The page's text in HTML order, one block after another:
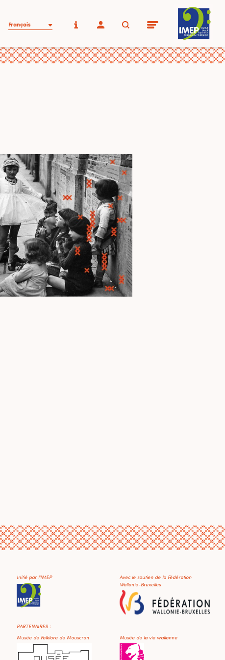
Français
Initié par l'IMEP
Avec le soutien de la Fédération
Wallonie-Bruxelles
PARTENAIRES :
Musée de Folklore de Mouscron
Musée de la vie wallonne